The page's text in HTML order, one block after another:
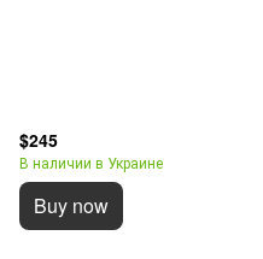
$245
В наличии в Украине
Buy now